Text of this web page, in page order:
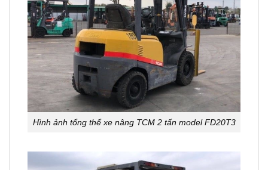
Hình ảnh tổng thể xe nâng TCM 2 tấn model FD20T3